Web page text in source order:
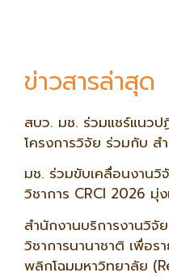
ข่าวสารล่าสุด
สบว. มช. ร่วมแชร์แนวป
โครงการวิจัย ร่วมกับ
มช. ร่วมขับเคลื่อนงานวิ
วิชาการ CRCI 2026 มุ่
สำนักงานบริการงานวิจั
วิชาการนานาชาติ เพื่อร
พลิกโฉมมหาวิทยาลัย